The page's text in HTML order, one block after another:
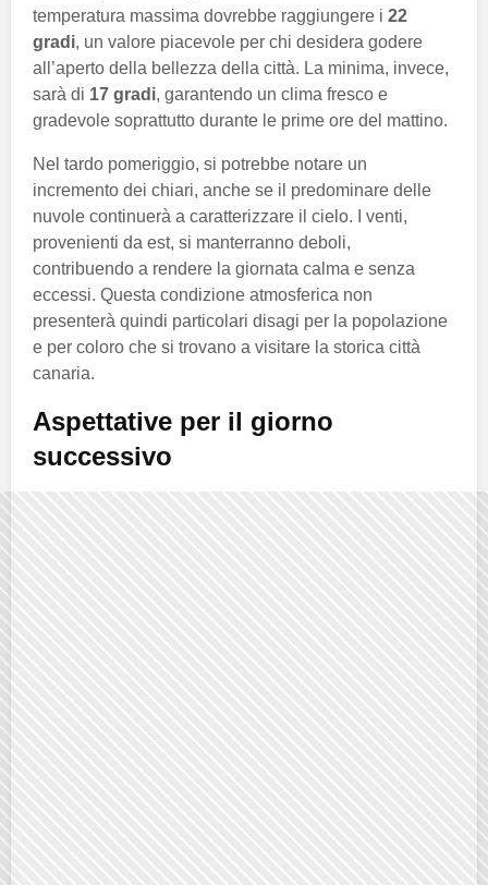
temperatura massima dovrebbe raggiungere i 22
gradi, un valore piacevole per chi desidera godere
all’aperto della bellezza della città. La minima, invece,
sarà di 17 gradi, garantendo un clima fresco e
gradevole soprattutto durante le prime ore del mattino.
Nel tardo pomeriggio, si potrebbe notare un
incremento dei chiari, anche se il predominare delle
nuvole continuerà a caratterizzare il cielo. I venti,
provenienti da est, si manterranno deboli,
contribuendo a rendere la giornata calma e senza
eccessi. Questa condizione atmosferica non
presenterà quindi particolari disagi per la popolazione
e per coloro che si trovano a visitare la storica città
canaria.
Aspettative per il giorno
successivo